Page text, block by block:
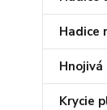
Hadice
Hnojivá
Krycie